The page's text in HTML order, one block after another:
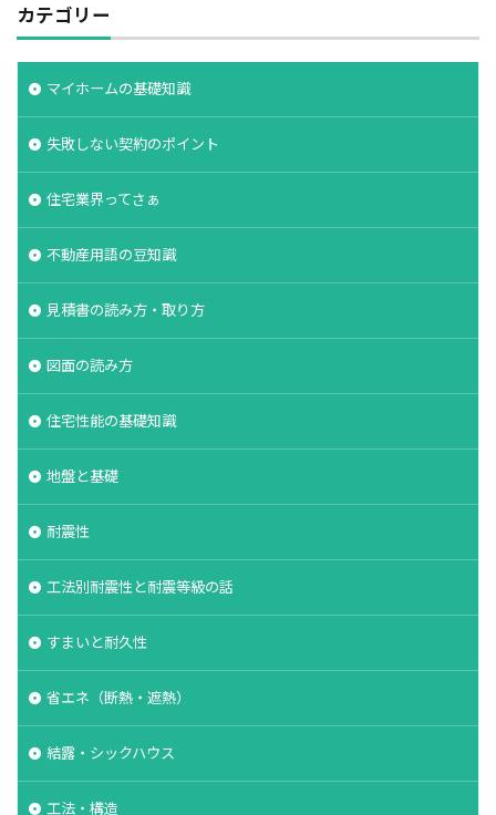
カテゴリー
マイホームの基礎知識
失敗しない契約のポイント
住宅業界ってさぁ
不動産用語の豆知識
見積書の読み方・取り方
図面の読み方
住宅性能の基礎知識
地盤と基礎
耐震性
工法別耐震性と耐震等級の話
すまいと耐久性
省エネ（断熱・遮熱）
結露・シックハウス
工法・構造